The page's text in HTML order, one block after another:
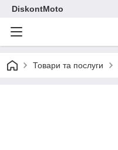
DiskontMoto
Товари та послуги